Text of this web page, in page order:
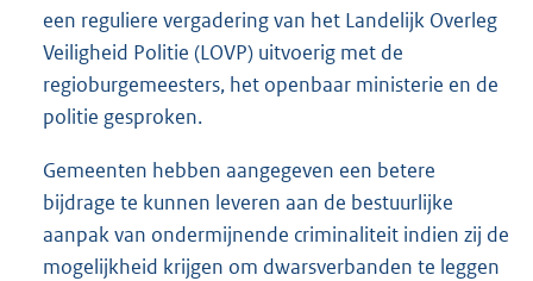
een reguliere vergadering van het Landelijk Overleg
Veiligheid Politie (LOVP) uitvoerig met de
regioburgemeesters, het openbaar ministerie en de
politie gesproken.
Gemeenten hebben aangegeven een betere
bijdrage te kunnen leveren aan de bestuurlijke
aanpak van ondermijnende criminaliteit indien zij de
mogelijkheid krijgen om dwarsverbanden te leggen